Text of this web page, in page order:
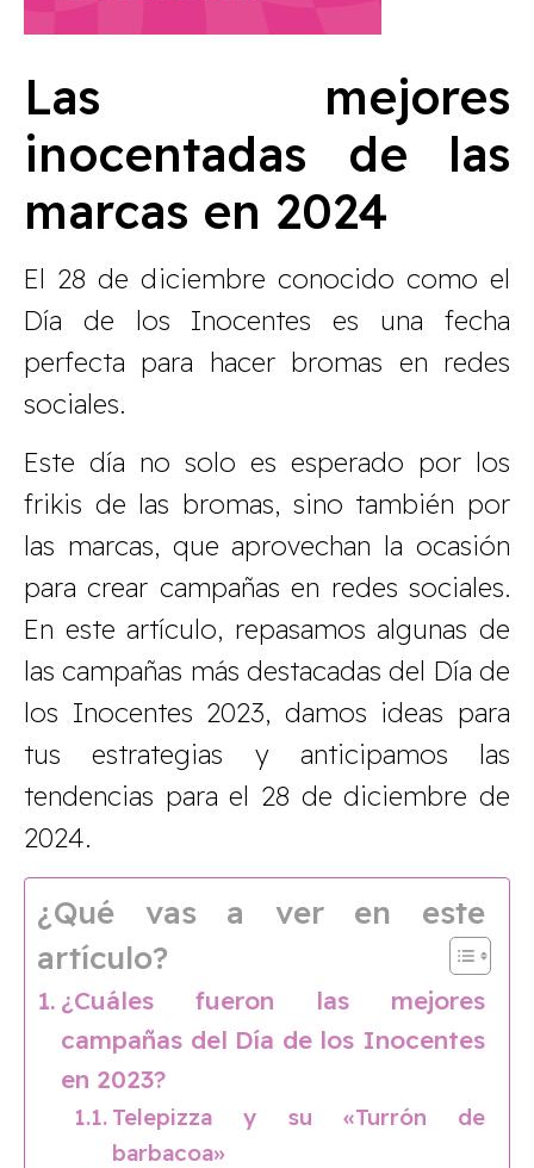
Las mejores
inocentadas de las
marcas en 2024
El 28 de diciembre conocido como el
Día de los Inocentes es una fecha
perfecta para hacer bromas en redes
sociales.
Este día no solo es esperado por los
frikis de las bromas, sino también por
las marcas, que aprovechan la ocasión
para crear campañas en redes sociales.
En este artículo, repasamos algunas de
las campañas más destacadas del Día de
los Inocentes 2023, damos ideas para
tus estrategias y anticipamos las
tendencias para el 28 de diciembre de
2024.
¿Qué vas a ver en este
artículo?
¿Cuáles fueron las mejores
campañas del Día de los Inocentes
en 2023?
Telepizza y su «Turrón de
barbacoa»